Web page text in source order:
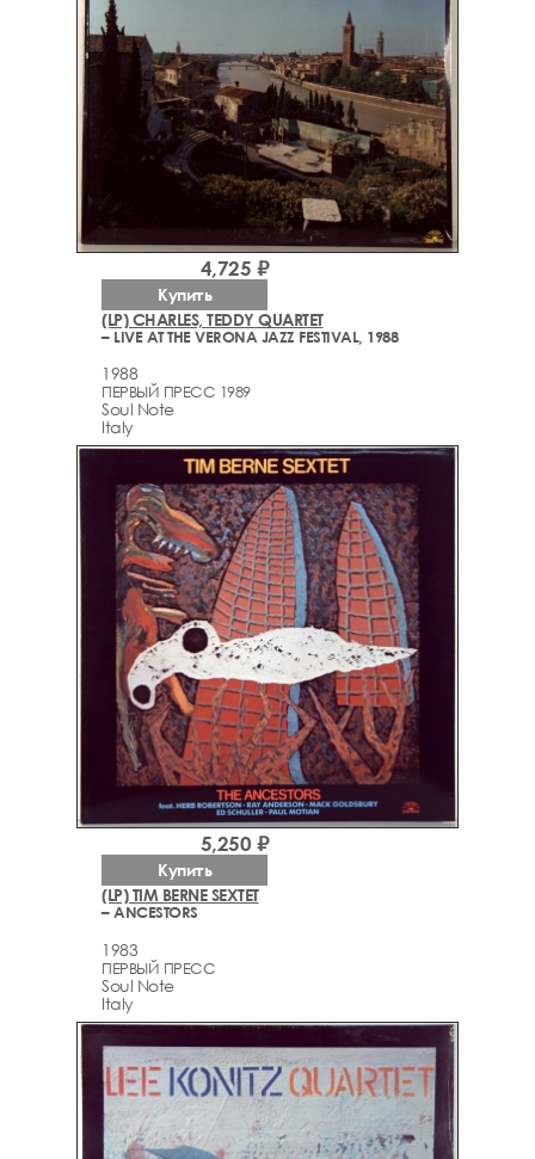
(LP) CHARLES, TEDDY QUARTET
– LIVE AT THE VERONA JAZZ FESTIVAL, 1988
1988
ПЕРВЫЙ ПРЕСС 1989
Soul Note
Italy
4,725 ₽
Купить
(LP) TIM BERNE SEXTET
– ANCESTORS
1983
ПЕРВЫЙ ПРЕСС
Soul Note
Italy
5,250 ₽
Купить